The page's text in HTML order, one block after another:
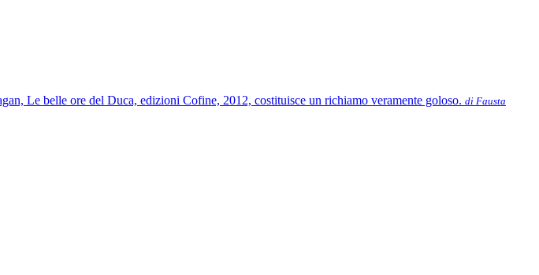
Le belle ore del Duca, edizioni Cofine, 2012, costituisce un richiamo veramente goloso. di Fausta